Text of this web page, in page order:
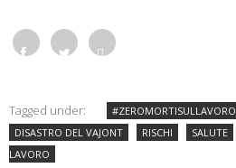
book er sapp
Tagged under: #ZEROMORTISULLAVORO
DISASTRO DEL VAJONT
RISCHI SALUTE
LAVORO